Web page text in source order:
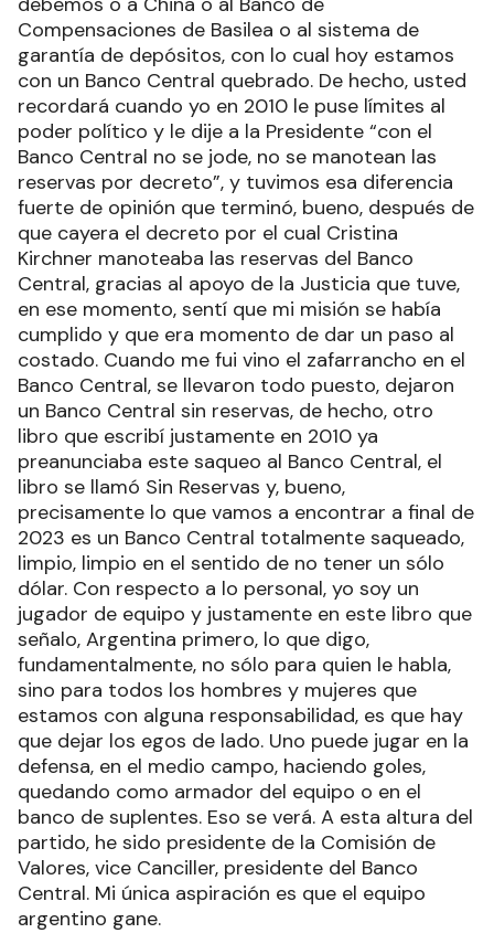
Compensaciones de Basilea o al sistema de
garantía de depósitos, con lo cual hoy estamos
con un Banco Central quebrado. De hecho, usted
recordará cuando yo en 2010 le puse límites al
poder político y le dije a la Presidente “con el
Banco Central no se jode, no se manotean las
reservas por decreto”, y tuvimos esa diferencia
fuerte de opinión que terminó, bueno, después de
que cayera el decreto por el cual Cristina
Kirchner manoteaba las reservas del Banco
Central, gracias al apoyo de la Justicia que tuve,
en ese momento, sentí que mi misión se había
cumplido y que era momento de dar un paso al
costado. Cuando me fui vino el zafarrancho en el
Banco Central, se llevaron todo puesto, dejaron
un Banco Central sin reservas, de hecho, otro
libro que escribí justamente en 2010 ya
preanunciaba este saqueo al Banco Central, el
libro se llamó Sin Reservas y, bueno,
precisamente lo que vamos a encontrar a final de
2023 es un Banco Central totalmente saqueado,
limpio, limpio en el sentido de no tener un sólo
dólar. Con respecto a lo personal, yo soy un
jugador de equipo y justamente en este libro que
señalo, Argentina primero, lo que digo,
fundamentalmente, no sólo para quien le habla,
sino para todos los hombres y mujeres que
estamos con alguna responsabilidad, es que hay
que dejar los egos de lado. Uno puede jugar en la
defensa, en el medio campo, haciendo goles,
quedando como armador del equipo o en el
banco de suplentes. Eso se verá. A esta altura del
partido, he sido presidente de la Comisión de
Valores, vice Canciller, presidente del Banco
Central. Mi única aspiración es que el equipo
argentino gane.